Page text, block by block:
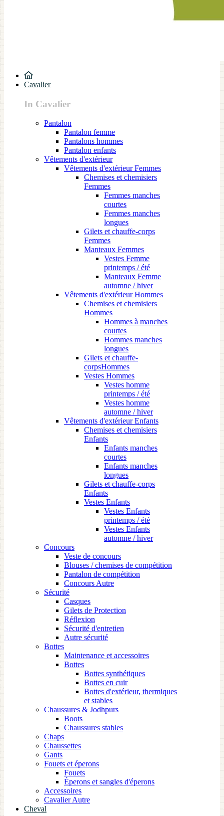
Cavalier
In Cavalier
Pantalon
Pantalon femme
Pantalons hommes
Pantalon enfants
Vêtements d'extérieur
Vêtements d'extérieur Femmes
Chemises et chemisiers
Femmes
Femmes manches
courtes
Femmes manches
longues
Gilets et chauffe-corps
Femmes
Manteaux Femmes
Vestes Femme
printemps / été
Manteaux Femme
automne / hiver
Vêtements d'extérieur Hommes
Chemises et chemisiers
Hommes
Hommes à manches
courtes
Hommes manches
longues
Gilets et chauffe-
corpsHommes
Vestes Hommes
Vestes homme
printemps / été
Vestes homme
automne / hiver
Vêtements d'extérieur Enfants
Chemises et chemisiers
Enfants
Enfants manches
courtes
Enfants manches
longues
Gilets et chauffe-corps
Enfants
Vestes Enfants
Vestes Enfants
printemps / été
Vestes Enfants
automne / hiver
Concours
Veste de concours
Blouses / chemises de compétition
Pantalon de compétition
Concours Autre
Sécurité
Casques
Gilets de Protection
Réflexion
Sécurité d'entretien
Autre sécurité
Bottes
Maintenance et accessoires
Bottes
Bottes synthétiques
Bottes en cuir
Bottes d'extérieur, thermiques
et stables
Chaussures & Jodhpurs
Boots
Chaussures stables
Chaps
Chaussettes
Gants
Fouets et éperons
Fouets
Éperons et sangles d'éperons
Accessoires
Cavalier Autre
Cheval